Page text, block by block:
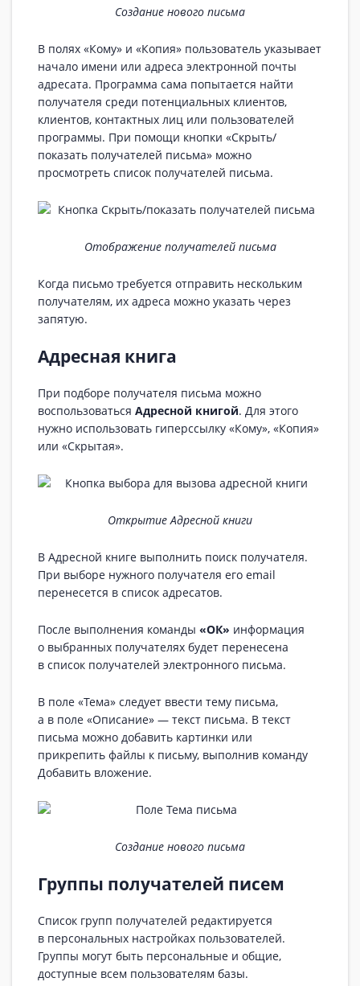
Создание нового письма
В полях «Кому» и «Копия» пользователь указывает
начало имени или адреса электронной почты
адресата. Программа сама попытается найти
получателя среди потенциальных клиентов,
клиентов, контактных лиц или пользователей
программы. При помощи кнопки «Скрыть/
показать получателей письма» можно
просмотреть список получателей письма.
Отображение получателей письма
Когда письмо требуется отправить нескольким
получателям, их адреса можно указать через
запятую.
Адресная книга
При подборе получателя письма можно
воспользоваться Адресной книгой. Для этого
нужно использовать гиперссылку «Кому», «Копия»
или «Скрытая».
Открытие Адресной книги
В Адресной книге выполнить поиск получателя.
При выборе нужного получателя его email
перенесется в список адресатов.
После выполнения команды «ОК» информация
о выбранных получателях будет перенесена
в список получателей электронного письма.
В поле «Тема» следует ввести тему письма,
а в поле «Описание» — текст письма. В текст
письма можно добавить картинки или
прикрепить файлы к письму, выполнив команду
Добавить вложение.
Создание нового письма
Группы получателей писем
Список групп получателей редактируется
в персональных настройках пользователей.
Группы могут быть персональные и общие,
доступные всем пользователям базы.